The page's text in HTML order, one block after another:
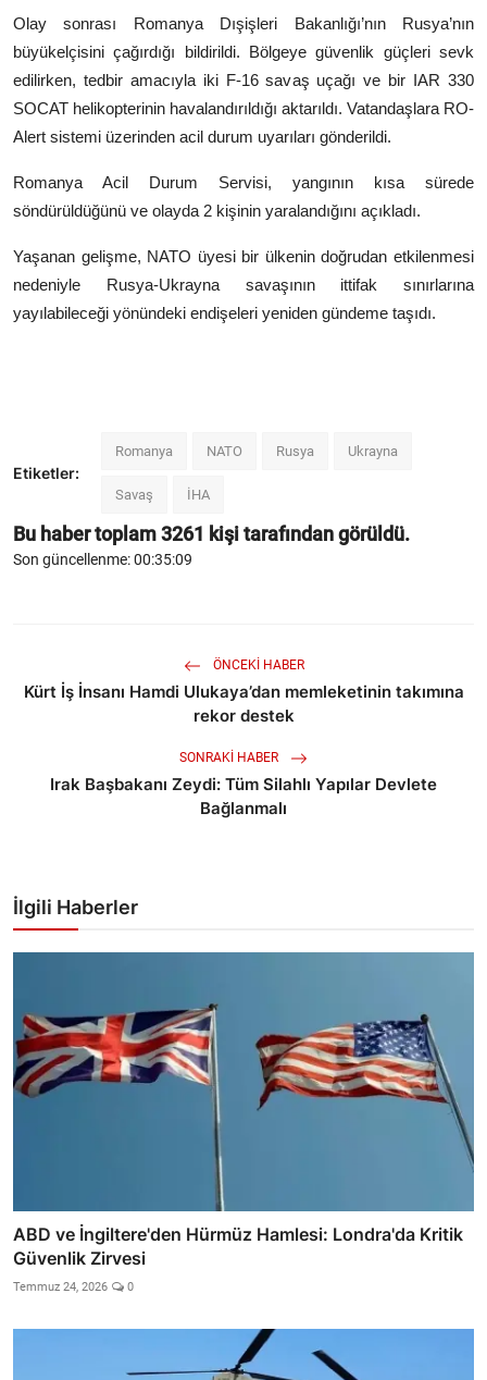
Olay sonrası Romanya Dışişleri Bakanlığı’nın Rusya’nın
büyükelçisini çağırdığı bildirildi. Bölgeye güvenlik güçleri sevk
edilirken, tedbir amacıyla iki F-16 savaş uçağı ve bir IAR 330
SOCAT helikopterinin havalandırıldığı aktarıldı. Vatandaşlara RO-
Alert sistemi üzerinden acil durum uyarıları gönderildi.
Romanya Acil Durum Servisi, yangının kısa sürede
söndürüldüğünü ve olayda 2 kişinin yaralandığını açıkladı.
Yaşanan gelişme, NATO üyesi bir ülkenin doğrudan etkilenmesi
nedeniyle Rusya-Ukrayna savaşının ittifak sınırlarına
yayılabileceği yönündeki endişeleri yeniden gündeme taşıdı.
Etiketler:
Romanya NATO Rusya Ukrayna
Savaş İHA
Bu haber toplam3261 kişi tarafından görüldü.
Son güncellenme: 00:35:09
ÖNCEKI HABER
Kürt İş İnsanı Hamdi Ulukaya’dan memleketinin takımına
rekor destek
SONRAKI HABER
Irak Başbakanı Zeydi: Tüm Silahlı Yapılar Devlete
Bağlanmalı
İlgili Haberler
ABD ve İngiltere'den Hürmüz Hamlesi: Londra'da Kritik
Güvenlik Zirvesi
Temmuz 24, 2026 0